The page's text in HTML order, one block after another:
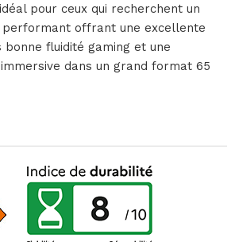
pour ceux qui recherchent un
performant offrant une excellente
bonne fluidité gaming et une
dans un grand format 65